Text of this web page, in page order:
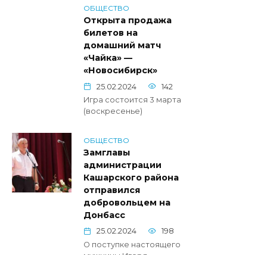
ОБЩЕСТВО
Открыта продажа
билетов на
домашний матч
«Чайка» —
«Новосибирск»
25.02.2024
142
Игра состоится 3 марта
(воскресенье)
ОБЩЕСТВО
Замглавы
администрации
Кашарского района
отправился
добровольцем на
Донбасс
25.02.2024
198
О поступке настоящего